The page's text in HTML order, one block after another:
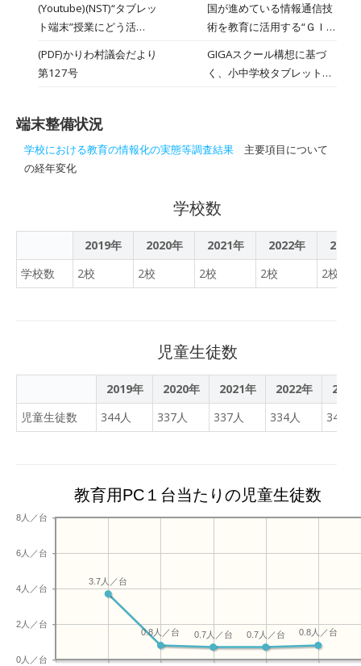
います。今年度は、職員研
修のテーマにもなりまし
た。外部講師をお招きし、
随時職員研修に取り組んで
います。
を効果的に活用しようと、
日々授業改善に取り組んで
います。 今年度は、職員研
修のテーマにもなりまし
よりご覧ください）
(Youtube)(NST)“タブレッ
ト端末”授業にどう活
想で学びへの意欲に変化
【新潟】
国が進めている情報通信技
術を教育に活用する“ＧＩＧ
ブレット端末を導入してい
る刈羽村の小学校が２０
(PDF)かりわ村議会だより
第127号
GIGAスクール構想に基づ
く、小中学校タブレット整
端末整備状況
学校における教育の情報化の実態等調査結果 主要項目について
の経年変化
学校数
2019年 2020年 2021年 2022年
2023
学校数
2校 2校 2校 2校 2校
児童生徒数
2019年 2020年 2021年 2022年
2023
児童生徒数
344人 337人 337人 334人 343人
教育用PC１台当たりの児童生徒数
0人／台
2人／台
4人／台
6人／台
8人／台
0.8人／台
0.7人／台
0.7人／台
0.8人／台
3.7人／台